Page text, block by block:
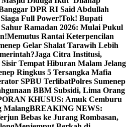
DPR RI Said Abdullah
Full Power!Tok! Bupati
Ramadan 2026: Mulai Pukul
Memutus Rantai Keterpencilan
Gelar Shalat Tarawih Lebih
Jaga Citra Institusi,
Tempat Hiburan Malam Jelang
Ringkus 5 Tersangka Mafia
SPBU TerlibatPolres Sumenep
BBM Subsidi, Lima Orang
KHUSUS: Amuk Cemburu
MalangBREAKING NEWS:
Bebas ke Jurang Rombasan,